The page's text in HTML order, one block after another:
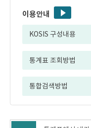
이용안내
KOSIS 구성내용
통계표 조회방법
통합검색방법